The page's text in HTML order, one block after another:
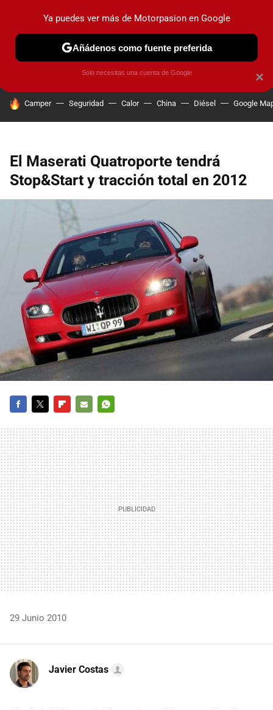
PRUEBAS COCHES ELÉCTRICOS OBSERVATORIO
HOY SE HABLA DE
Camper Seguridad Calor China Diésel Google
El Maserati Quatroporte tendrá
Stop&Start y tracción total en 2012
MAIL
29 Junio 2010
Javier Costas
×
Ya puedes ver más de Motorpasion en Google
Añádenos como fuente preferida
Solo necesitas una cuenta de Google